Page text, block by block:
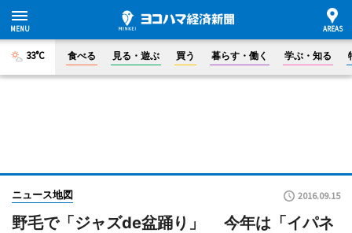
33°C 食べる 見る・遊ぶ 買う 暮らす・働く 学ぶ・知る
ニュース地図 2016.09.15
野毛で「ジャズde盆踊り」 今年は「イパネ